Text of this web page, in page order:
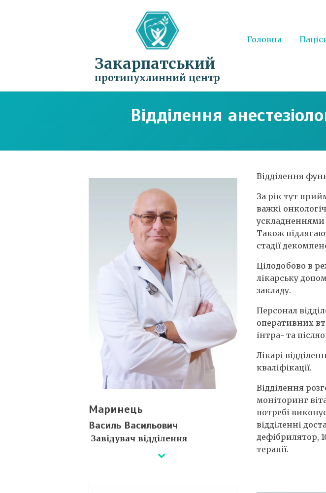
Закарпатський
протипухлинний центр
Головна
Відділення
Маринець
Василь Васильович
Завідувач відділення
Кандидат медичних наук, лікар-онколог
Відділення
За рік тут
важкі
ускладненнями
Також
стадії
Цілодобово в
лікарську
закладу.
Персонал
оперативних
інтра- та
Лікарі
кваліфікації.
Відділення
моніторинг
потребі
відділенні
дефібрилятор,
терапії.